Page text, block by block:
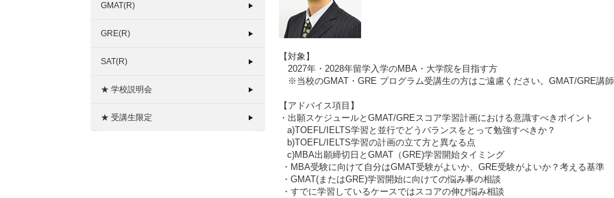
GMAT(R)
GRE(R)
SAT(R)
★ 学校説明会
★ 受講生限定
【対象】
2027年・2028年留学入学のMBA・大学院を目指す方
※当校のGMAT・GRE プログラム受講生の方はご遠慮ください。GMAT/GRE講師
【アドバイス項目】
・出願スケジュールとGMAT/GREスコア学習計画における意識すべきポイント
a)TOEFL/IELTS学習と並行でどうバランスをとって勉強すべきか？
b)TOEFL/IELTS学習の計画の立て方と異なる点
c)MBA出願締切日とGMAT（GRE)学習開始タイミング
・MBA受験に向けて自分はGMAT受験がよいか、GRE受験がよいか？考える基準
・GMAT(またはGRE)学習開始に向けての悩み事の相談
・すでに学習しているケースではスコアの伸び悩み相談